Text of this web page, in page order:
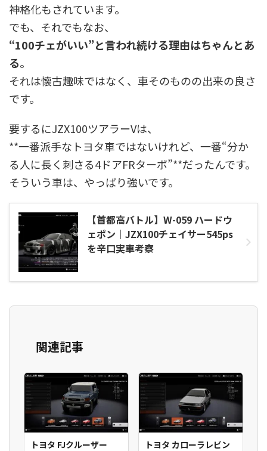
神格化もされています。
でも、それでもなお、
“100チェがいい”と言われ続ける理由はちゃんとあ
る。
それは懐古趣味ではなく、車そのものの出来の良さ
です。
要するにJZX100ツアラーVは、
**一番派手なトヨタ車ではないけれど、一番“分か
る人に長く刺さる4ドアFRターボ”**だったんです。
そういう車は、やっぱり強いです。
【首都高バトル】W-059 ハードウ
ェポン｜JZX100チェイサー545ps
を辛口実車考察
関連記事
トヨタ FJクルーザー トヨタ カローラレビン